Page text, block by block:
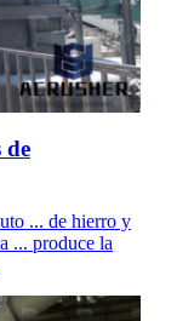
de
... de hierro y
... produce la